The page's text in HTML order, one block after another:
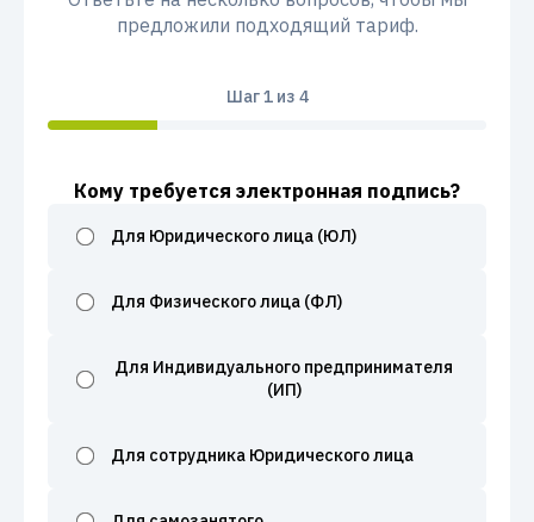
предложили подходящий тариф.
Шаг1из 4
Кому требуется электронная подпись?
Для Юридического лица (ЮЛ)
Для Физического лица (ФЛ)
Для Индивидуального предпринимателя
(ИП)
Для сотрудника Юридического лица